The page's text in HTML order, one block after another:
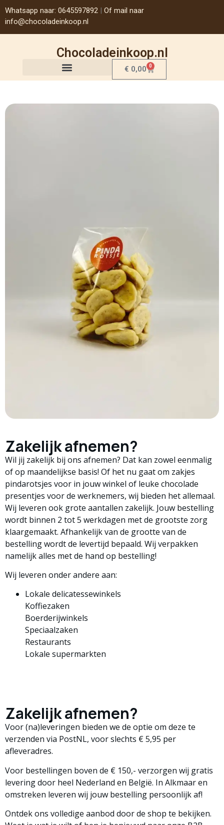
Whatsapp naar: 0645597892 | Of mail naar
info@chocoladeinkoop.nl
Chocoladeinkoop.nl
€ 0,00 0
Zakelijk afnemen?
Wil jij zakelijk bij ons afnemen? Dat kan zowel eenmalig
of op maandelijkse basis! Of het nu gaat om zakjes
pindarotsjes voor in jouw winkel of leuke chocolade
presentjes voor de werknemers, wij bieden het allemaal.
Wij leveren ook grote aantallen zakelijk. Jouw bestelling
wordt binnen 2 tot 5 werkdagen met de grootste zorg
klaargemaakt. Afhankelijk van de grootte van de
bestelling wordt de levertijd bepaald. Wij verpakken
namelijk alles met de hand op bestelling!
Wij leveren onder andere aan:
Lokale delicatessewinkels
Koffiezaken
Boerderijwinkels
Speciaalzaken
Restaurants
Lokale supermarkten
Zakelijk afnemen?
Voor (na)leveringen bieden we de optie om deze te
verzenden via PostNL, voor slechts € 5,95 per
afleveradres.
Voor bestellingen boven de € 150,- verzorgen wij gratis
levering door heel Nederland en België. In Alkmaar en
omstreken leveren wij jouw bestelling persoonlijk af!
Ontdek ons volledige aanbod door de shop te bekijken.